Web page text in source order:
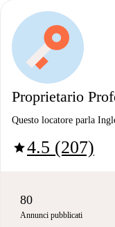
Proprietario
Questo locatore parla
star4.5 (207)
80
Annunci pubblicati